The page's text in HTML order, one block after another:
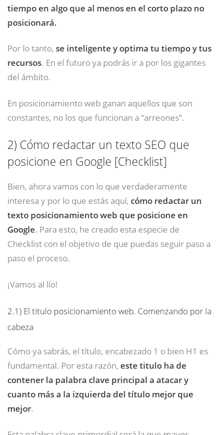
tiempo en algo que al menos en el corto plazo no
posicionará.
Por lo tanto, se inteligente y optima tu tiempo y tus
recursos. En el futuro ya podrás ir a por los gigantes
del ámbito.
En posicionamiento web ganan aquellos que son
constantes, no los que funcionan a “arreones”.
2) Cómo redactar un texto SEO que
posicione en Google [Checklist]
Bien, ahora vamos con lo que verdaderamente
interesa y por lo que estás aquí, cómo redactar un
texto posicionamiento web que posicione en
Google. Para esto, he creado esta especie de
Checklist con el objetivo de que puedas seguir paso a
paso el proceso.
¡Vamos al lío!
2.1) El titulo posicionamiento web. Comenzando por la
cabeza
Cómo ya sabrás, el título, encabezado 1 o bien H1 es
fundamental. Por esta razón, este titulo ha de
contener la palabra clave principal a atacar y
cuanto más a la izquierda del título mejor que
mejor.